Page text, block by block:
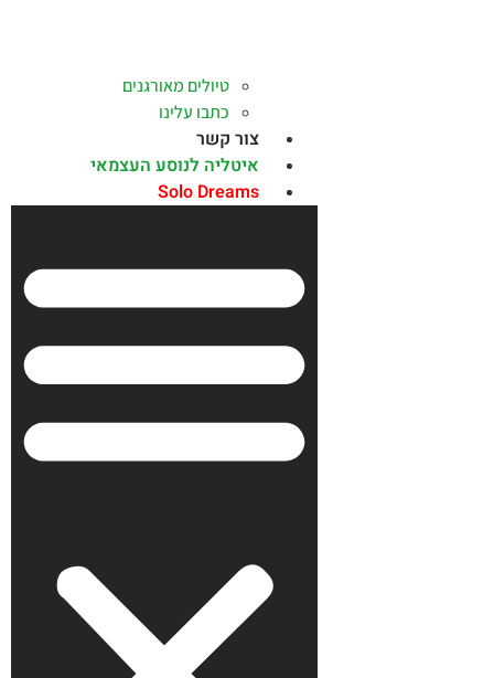
טיולים מאורגנים
כתבו עלינו
צור קשר
איטליה לנוסע העצמאי
Solo Dreams